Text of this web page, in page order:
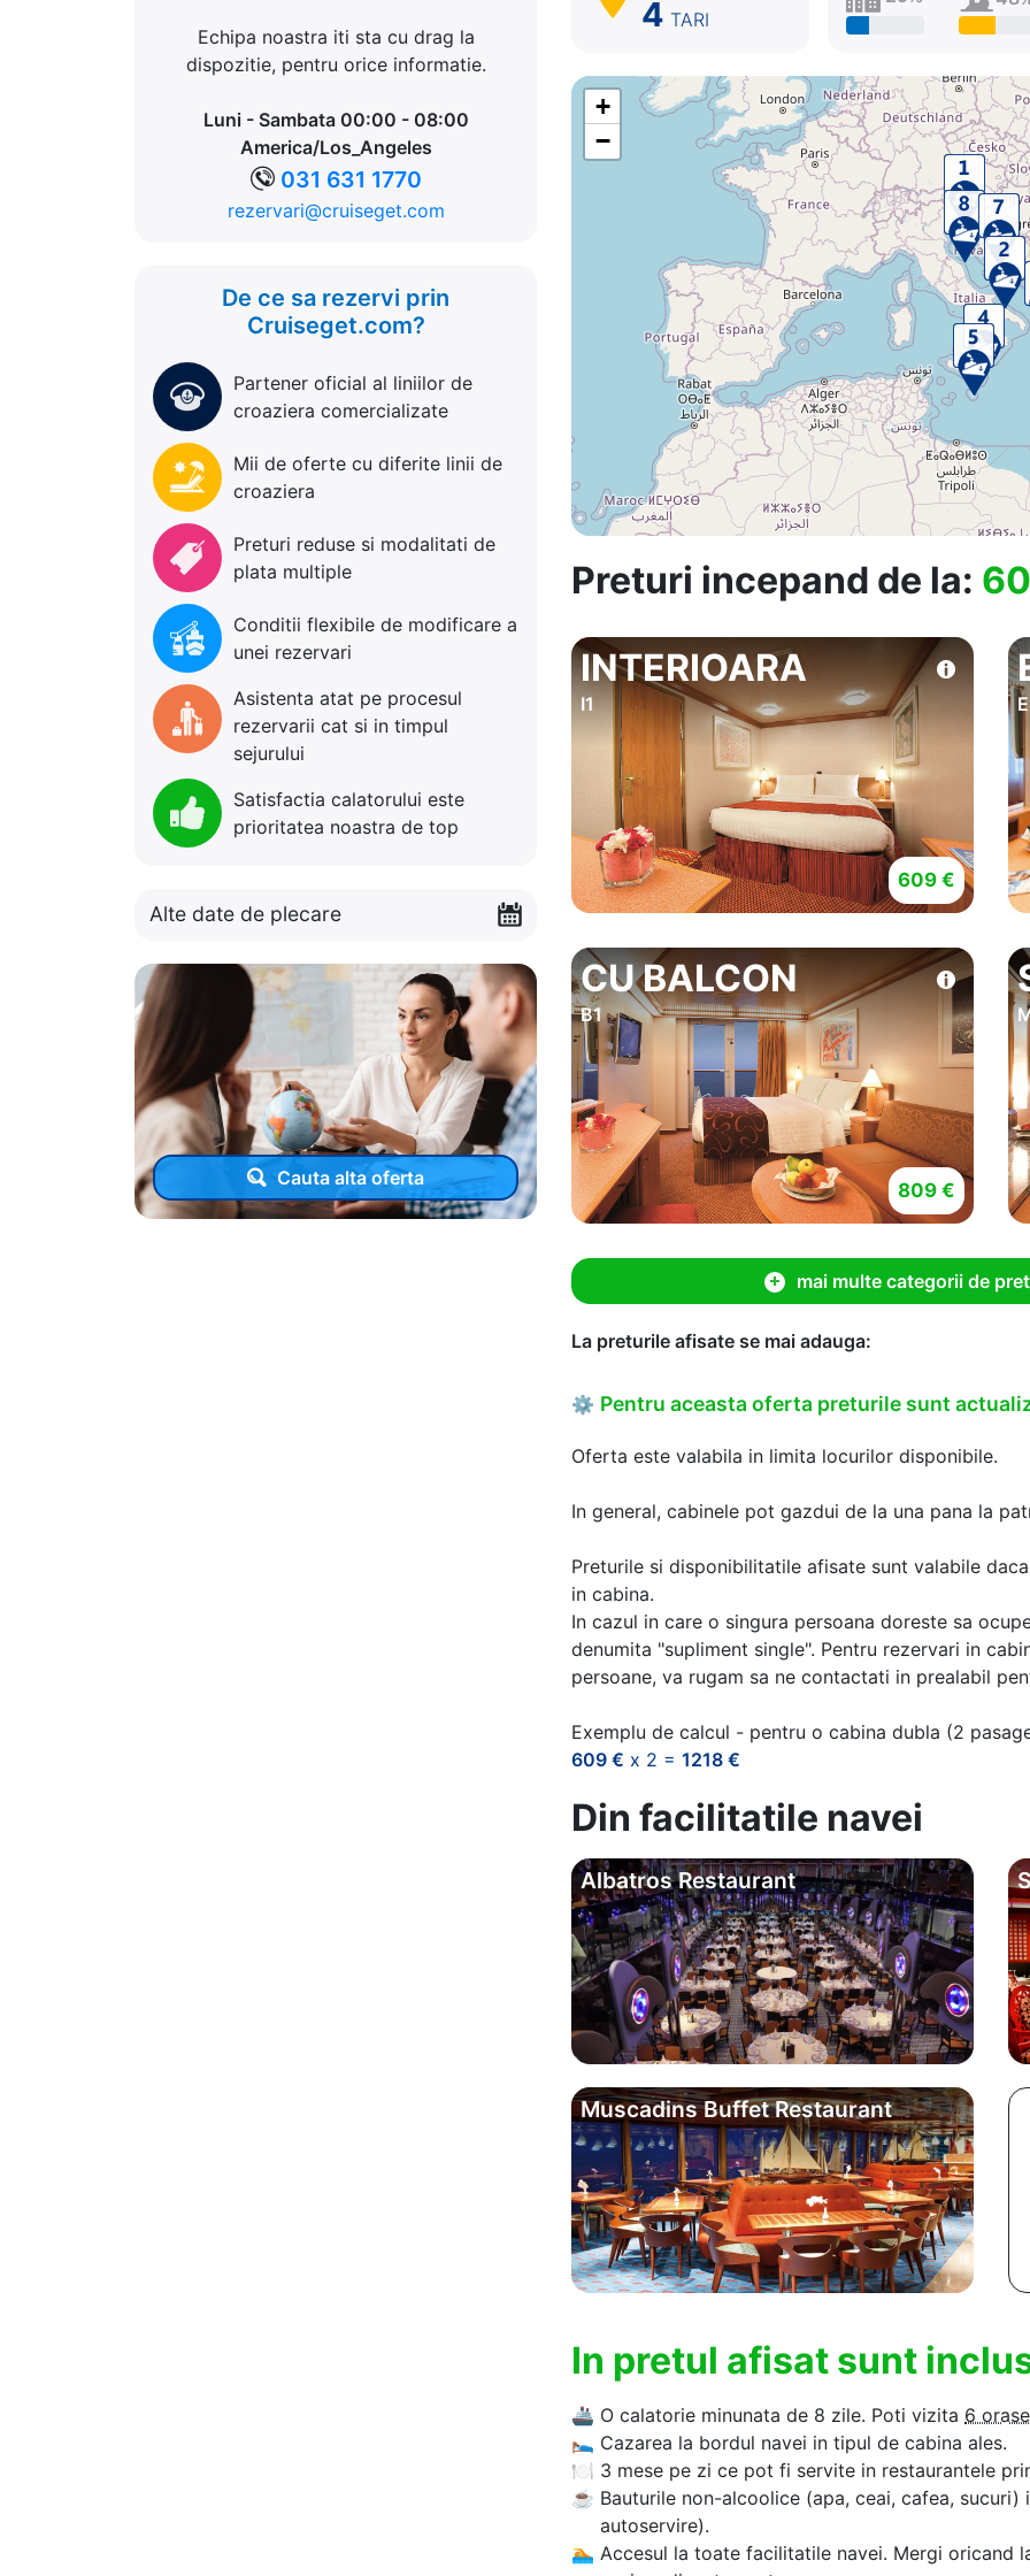
Echipa noastra iti sta cu drag la
dispozitie, pentru orice informatie.
Luni - Sambata 00:00 - 08:00
America/Los_Angeles
031 631 1770
rezervari@cruiseget.com
De ce sa rezervi prin
Cruiseget.com?
Partener oficial al liniilor de
croaziera comercializate
Mii de oferte cu diferite linii de
croaziera
Preturi reduse si modalitati de
plata multiple
Conditii flexibile de modificare a
unei rezervari
Asistenta atat pe procesul
rezervarii cat si in timpul
sejurului
Satisfactia calatorului este
prioritatea noastra de top
Alte date de plecare
Cauta alta oferta
4 TARI
+
−
Preturi incepand de la:
INTERIOARA
I1
609 €
CU BALCON
B1
809 €
mai multe categorii de pret
La preturile afisate se mai adauga:
⚙ Pentru aceasta oferta preturile sunt
Oferta este valabila in limita locurilor disponibile.
In general, cabinele pot gazdui de la una pana la
Preturile si disponibilitatile afisate sunt valabile
in cabina.
In cazul in care o singura persoana doreste sa
denumita "supliment single". Pentru rezervari in
persoane, va rugam sa ne contactati in prealabil
Exemplu de calcul - pentru o cabina dubla (2
609 € x 2 = 1218 €
Din facilitatile navei
Albatros Restaurant
Muscadins Buffet Restaurant
In pretul afisat sunt
🚢 O calatorie minunata de 8 zile. Poti vizita 6 orase
🛌 Cazarea la bordul navei in tipul de cabina ales.
🍽 3 mese pe zi ce pot fi servite in restaurantele
☕ Bauturile non-alcoolice (apa, ceai, cafea,
autoservire).
🏊‍ Accesul la toate facilitatile navei. Mergi oricand